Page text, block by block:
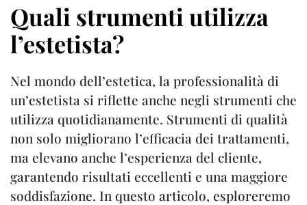
Quali strumenti utilizza
l’estetista?
Nel mondo dell’estetica, la professionalità di
un’estetista si riflette anche negli strumenti che
utilizza quotidianamente. Strumenti di qualità
non solo migliorano l’efficacia dei trattamenti,
ma elevano anche l’esperienza del cliente,
garantendo risultati eccellenti e una maggiore
soddisfazione. In questo articolo, esploreremo